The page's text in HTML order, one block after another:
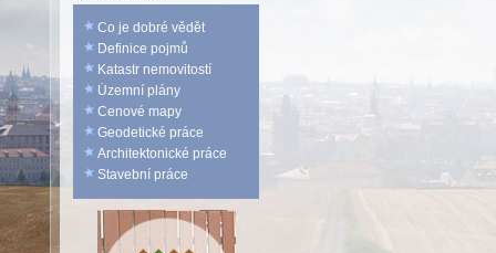
Co je dobré vědět
Definice pojmů
Katastr nemovitostí
Územní plány
Cenové mapy
Geodetické práce
Architektonické práce
Stavební práce